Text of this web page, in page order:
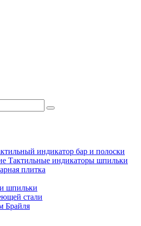
индикатор бар и полоски
Тактильные индикаторы шпильки
плитка
шпильки
стали
Брайля